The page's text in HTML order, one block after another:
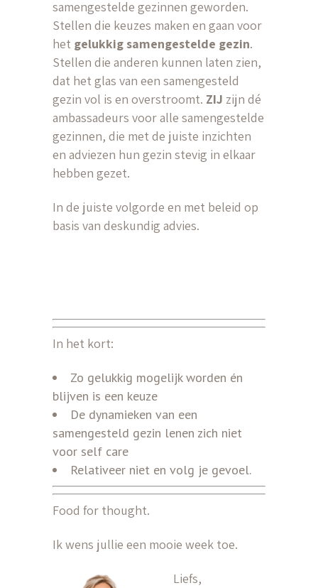
samengestelde gezinnen geworden.
Stellen die keuzes maken en gaan voor
het gelukkig samengestelde gezin.
Stellen die anderen kunnen laten zien,
dat het glas van een samengesteld
gezin vol is en overstroomt. ZIJ zijn dé
ambassadeurs voor alle samengestelde
gezinnen, die met de juiste inzichten
en adviezen hun gezin stevig in elkaar
hebben gezet.
In de juiste volgorde en met beleid op
basis van deskundig advies.
In het kort:
Zo gelukkig mogelijk worden én
blijven is een keuze
De dynamieken van een
samengesteld gezin lenen zich niet
voor self care
Relativeer niet en volg je gevoel.
Food for thought.
Ik wens jullie een mooie week toe.
Liefs,